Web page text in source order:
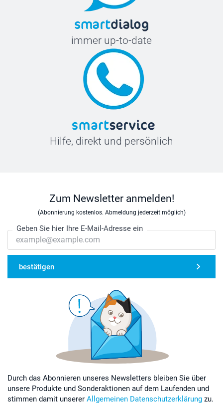
immer up-to-date
Hilfe, direkt und persönlich
Zum Newsletter anmelden!
(Abonnierung kostenlos. Abmeldung jederzeit möglich)
Geben Sie hier Ihre E-Mail-Adresse ein
bestätigen
Durch das Abonnieren unseres Newsletters bleiben Sie über
unsere Produkte und Sonderaktionen auf dem Laufenden und
stimmen damit unserer Allgemeinen Datenschutzerklärung zu.